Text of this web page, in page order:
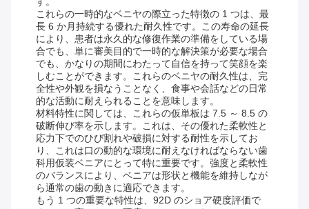
これらの一時的なベニヤの際立った特徴の 1 つは、最
長 6 か月持続する優れた耐久性です。この寿命の延長
により、患者は永久的な修復作業の準備をしている場
合でも、単に審美目的で一時的な解決策が必要な場合
でも、かなりの期間にわたって自信を持って笑顔を楽
しむことができます。これらのベニヤの耐久性は、完
全性や外観を損なうことなく、食​​事や会話などの日常
的な活動に耐えられることを意味します。
材料特性に関しては、これらの仮単板は 7.5 ～ 8.5 の
破断伸び率を示します。これは、その優れた柔軟性と
応力下でのひび割れや破損に対する耐性を示してお
り、これは口の動的な環境に耐えなければならない歯
科用仮装ベニアにとって特に重要です。強度と柔軟性
のバランスにより、ベニアは形状と機能を維持しなが
ら通常の歯の動きに適応できます。
もう 1 つの重要な特性は、92D のショア硬度評価で